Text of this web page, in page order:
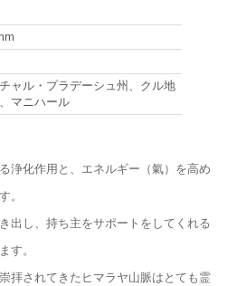
ャル・プラデーシュ州、クル地
マニハール
浄化作用と、エネルギー（氣）を高め
。
出し、持ち主をサポートをしてくれる
す。
拝されてきたヒマラヤ山脈はとても霊